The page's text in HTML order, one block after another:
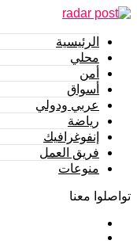
الرئيسية
محلي
أمن
أسواق
عربي ودولي
رياضة
إنفوغرافيك
فريق العمل
منوعات
تواصلوا معنا